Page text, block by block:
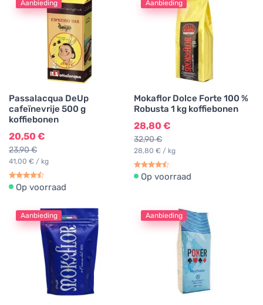
Aanbieding
Passalacqua DeUp
cafeïnevrije 500 g
koffiebonen
20,50 €
23,90 €
41,00 € / kg
Op voorraad
Aanbieding
Mokaflor Dolce Forte 100 %
Robusta 1 kg koffiebonen
28,80 €
32,90 €
28,80 € / kg
Op voorraad
Aanbieding Aanbieding